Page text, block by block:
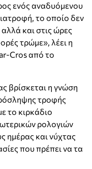
ενός αναδυόμενου
το οποίο δεν
και στις ώρες
τρώμε», λέει η
Cros από το
βρίσκεται η γνώση
τροφής
το κιρκάδιο
ρολογιών
ημέρας και νύχτας
που πρέπει να τα